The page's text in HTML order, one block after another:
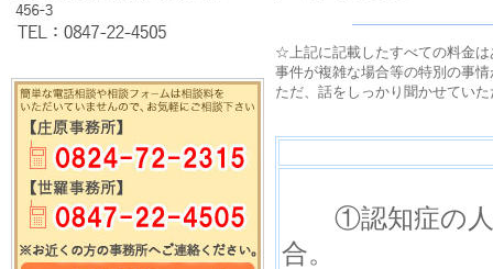
☆上記に記載したすべての料金
事件が複雑な場合等の特別の事
ただ、話をしっかり聞かせてい
①認知症の人
合。